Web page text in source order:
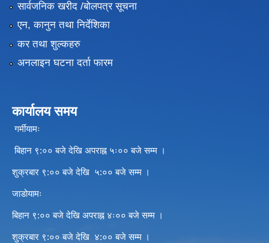
सार्वजनिक खरीद /बोलपत्र सूचना
एन, कानुन तथा निर्देशिका
कर तथा शुल्कहरु
अनलाइन घटना दर्ता फारम
कार्यालय समय
गर्मीयामः
बिहान ९:०० बजे देखि अपराह्न ५ः०० बजे सम्म ।
शुक्रबार ९:०० बजे देखि ५:०० बजे सम्म ।
जाडोयामः
बिहान ९:०० बजे देखि अपराह्न ४ः०० बजे सम्म ।
शुक्रबार ९:०० बजे देखि ४:०० बजे सम्म ।